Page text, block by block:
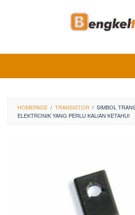
HOMEPAGE / TRANSISTOR / SIMBOL
ELEKTRONIK YANG PERLU KALIAN KETAHUI